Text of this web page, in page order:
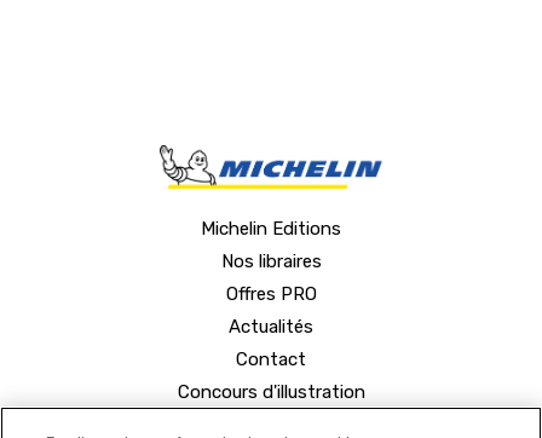
Michelin Editions
Nos libraires
Offres PRO
Actualités
Contact
Concours d'illustration